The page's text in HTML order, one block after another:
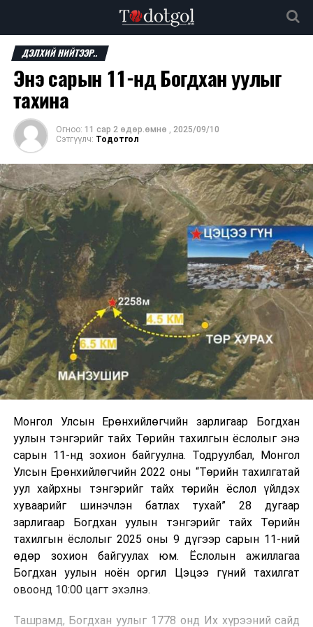
ДЭЛХИЙ НИЙТЭЭР..
Энэ сарын 11-нд Богдхан уулыг
тахина
Огноо: 11 сар 2 өдөр.өмнө , 2025/09/10
Сэтгүүлч: Тодотгол
Монгол Улсын Ерөнхийлөгчийн зарлигаар Богдхан
уулын тэнгэрийг тайх Төрийн тахилгын ёслолыг энэ
сарын 11-нд зохион байгуулна. Тодруулбал, Монгол
Улсын Ерөнхийлөгчийн 2022 оны “Төрийн тахилгатай
уул хайрхны тэнгэрийг тайх төрийн ёслол үйлдэх
хуваарийг шинэчлэн батлах тухай” 28 дугаар
зарлигаар Богдхан уулын тэнгэрийг тайх Төрийн
тахилгын ёслолыг 2025 оны 9 дүгээр сарын 11-ний
өдөр зохион байгуулах юм. Ёслолын ажиллагаа
Богдхан уулын ноён оргил Цэцээ гүний тахилгат
овоонд 10:00 цагт эхэлнэ.
Ташрамд, Богдхан уулыг 1778 онд Их хүрээний сайд